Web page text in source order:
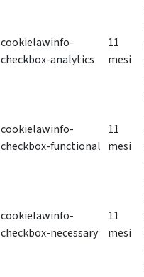
cookielawinfo-
checkbox-analytics
11
mesi
cookielawinfo-
checkbox-functional
11
mesi
cookielawinfo-
checkbox-necessary
11
mesi